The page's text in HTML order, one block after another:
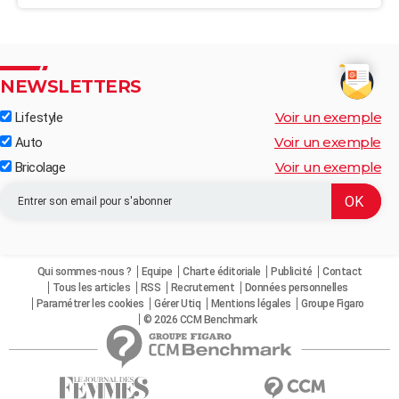
NEWSLETTERS
Lifestyle Voir un exemple
Auto Voir un exemple
Bricolage Voir un exemple
Qui sommes-nous ? Equipe Charte éditoriale Publicité
Contact
Tous les articles
RSS Recrutement
Données personnelles
Paramétrer les cookies
Gérer Utiq Mentions légales
Groupe Figaro
© 2026 CCM Benchmark